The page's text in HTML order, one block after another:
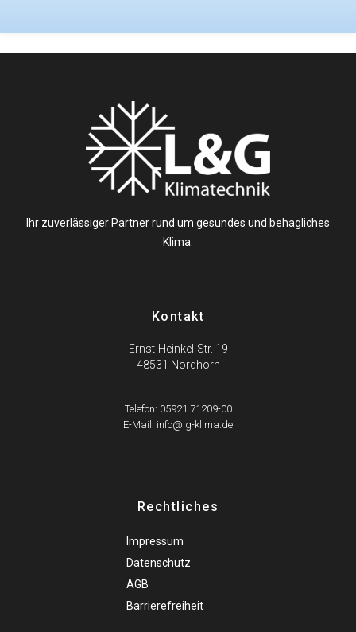
Ihr zuverlässiger Partner rund um gesundes und behagliches
Klima.
Kontakt
Ernst-Heinkel-Str. 19
48531 Nordhorn
Telefon: 05921 71209-00
E-Mail: info@lg-klima.de
Rechtliches
Impressum
Datenschutz
AGB
Barrierefreiheit